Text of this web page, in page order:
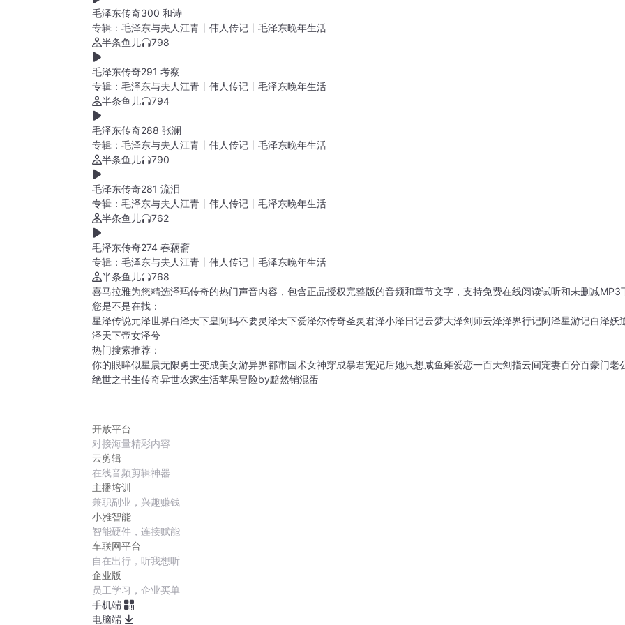
毛泽东传奇300 和诗
专辑： 毛泽东与夫人江青丨伟人传记丨毛泽东晚年生活
半条鱼儿
798
毛泽东传奇291 考察
专辑： 毛泽东与夫人江青丨伟人传记丨毛泽东晚年生活
半条鱼儿
794
毛泽东传奇288 张澜
专辑： 毛泽东与夫人江青丨伟人传记丨毛泽东晚年生活
半条鱼儿
790
毛泽东传奇281 流泪
专辑： 毛泽东与夫人江青丨伟人传记丨毛泽东晚年生活
半条鱼儿
762
毛泽东传奇274 春藕斋
专辑： 毛泽东与夫人江青丨伟人传记丨毛泽东晚年生活
半条鱼儿
768
喜马拉雅为您精选泽玛传奇的热门声音内容，包含正品授权完整版的音频和章节文字，支持免费在线阅读试听和未删减MP3
您是不是在找：
星泽传说元泽世界白泽天下皇阿玛不要灵泽天下爱泽尔传奇圣灵君泽小泽日记云梦大泽剑师云泽泽界行记阿泽星游记白泽妖
泽天下帝女泽兮
热门搜索推荐：
你的眼眸似星晨无限勇士变成美女游异界都市国术女神穿成暴君宠妃后她只想咸鱼瘫爱恋一百天剑指云间宠妻百分百豪门老
绝世之书生传奇异世农家生活苹果冒险by黯然销混蛋
开放平台
对接海量精彩内容
云剪辑
在线音频剪辑神器
主播培训
兼职副业，兴趣赚钱
小雅智能
智能硬件，连接赋能
车联网平台
自在出行，听我想听
企业版
员工学习，企业买单
手机端
电脑端